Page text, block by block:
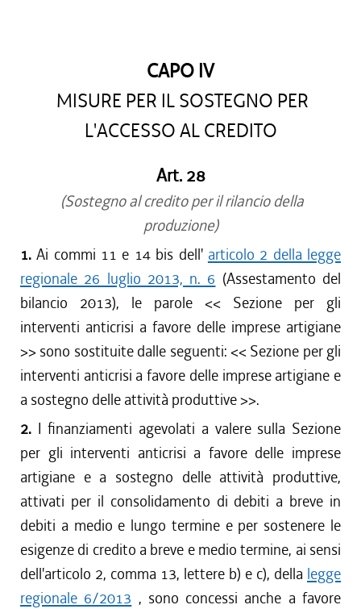
dal 13/08/2016 al 14/12/2016
dal 13/04/2016 al 12/08/2016
dal 01/01/2016 al 12/04/2016
dal 01/10/2015 al 12/11/2015
dal 11/08/2015 al 30/09/2015
dal 23/07/2015 al 10/08/2015
dal 26/02/2015 al 22/07/2015
CAPO IV
MISURE PER IL SOSTEGNO PER
L'ACCESSO AL CREDITO
Art. 28
(Sostegno al credito per il rilancio della
produzione)
1.Ai commi 11 e 14 bis dell' articolo 2 della legge
regionale 26 luglio 2013, n. 6 (Assestamento del
bilancio 2013), le parole << Sezione per gli
interventi anticrisi a favore delle imprese artigiane
>> sono sostituite dalle seguenti: << Sezione per gli
interventi anticrisi a favore delle imprese artigiane e
a sostegno delle attività produttive>>.
2. I finanziamenti agevolati a valere sulla Sezione
per gli interventi anticrisi a favore delle imprese
artigiane e a sostegno delle attività produttive,
attivati per il consolidamento di debiti a breve in
debiti a medio e lungo termine e per sostenere le
esigenze di credito a breve e medio termine, ai sensi
dell'articolo 2, comma 13, lettere b) e c), della legge
regionale 6/2013 , sono concessi anche a favore